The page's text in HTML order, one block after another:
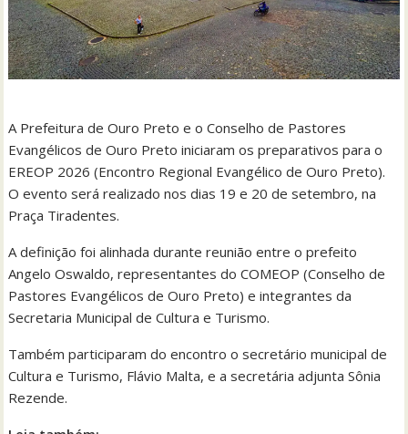
A Prefeitura de Ouro Preto e o Conselho de Pastores
Evangélicos de Ouro Preto iniciaram os preparativos para o
EREOP 2026 (Encontro Regional Evangélico de Ouro Preto).
O evento será realizado nos dias 19 e 20 de setembro, na
Praça Tiradentes.
A definição foi alinhada durante reunião entre o prefeito
Angelo Oswaldo, representantes do COMEOP (Conselho de
Pastores Evangélicos de Ouro Preto) e integrantes da
Secretaria Municipal de Cultura e Turismo.
Também participaram do encontro o secretário municipal de
Cultura e Turismo, Flávio Malta, e a secretária adjunta Sônia
Rezende.